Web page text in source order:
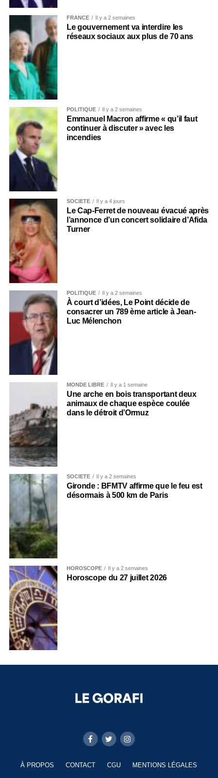
FRANCE Il y a 2 semaines
Le gouvernement va interdire les
réseaux sociaux aux plus de 70 ans
POLITIQUE Il y a 2 semaines
Emmanuel Macron affirme « qu’il faut
continuer à discuter » avec les
incendies
SOCIÉTÉ Il y a 4 jours
Le Cap-Ferret de nouveau évacué après
l’annonce d’un concert solidaire d’Afida
Turner
POLITIQUE Il y a 2 semaines
À court d’idées, Le Point décide de
consacrer un 789 ème article à Jean-
Luc Mélenchon
MONDE LIBRE Il y a 1 semaine
Une arche en bois transportant deux
animaux de chaque espèce coulée
dans le détroit d’Ormuz
SOCIÉTÉ Il y a 2 semaines
Gironde : BFMTV affirme que le feu est
désormais à 500 km de Paris
HOROSCOPE Il y a 2 semaines
Horoscope du 27 juillet 2026
À PROPOS CONTACT CGU MENTIONS LÉGALES